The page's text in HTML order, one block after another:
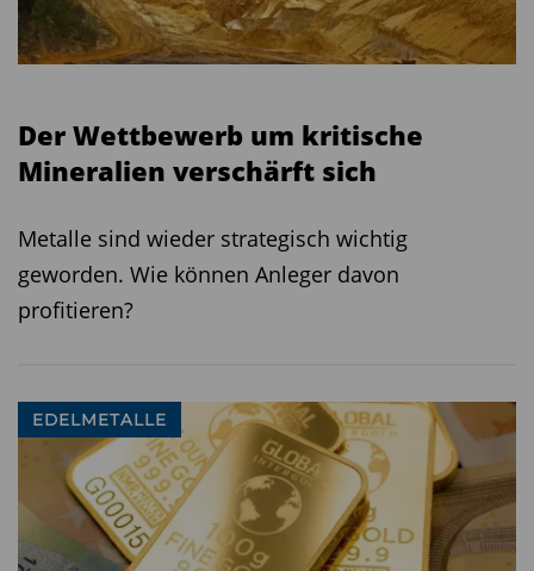
Der Wettbewerb um kritische
Mineralien verschärft sich
Metalle sind wieder strategisch wichtig
geworden. Wie können Anleger davon
profitieren?
EDELMETALLE